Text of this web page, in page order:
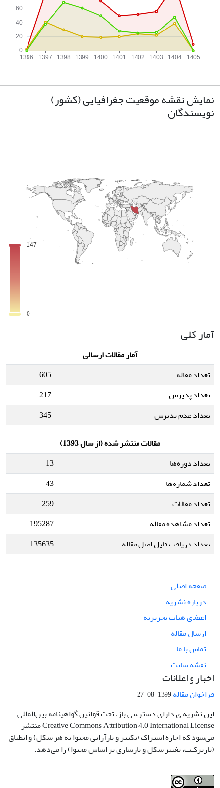
نمایش نقشه موقعیت جغرافیایی (کشور)
نویسندگان
آمار کلی
آمار مقالات ارسالی
تعداد مقاله
605
تعداد پذیرش
217
تعداد عدم پذیرش
345
مقالات منتشر شده (از سال 1393)
تعداد دوره‌ها
13
تعداد شماره‌ها
43
تعداد مقالات
259
تعداد مشاهده مقاله
195287
تعداد دریافت فایل اصل مقاله
135635
صفحه اصلی
درباره نشریه
اعضای هیات تحریریه
ارسال مقاله
تماس با ما
نقشه سایت
اخبار و اعلانات
فراخوان مقاله1399-08-27
این نشریه ی دارای دسترسی باز، تحت قوانین گواهینامه بین‌المللی
Creative Commons Attribution 4.0 International License منتشر
می‌شود که اجازه اشتراک (تکثیر و بازآرایی محتوا به هر شکل) و انطباق
(بازترکیب، تغییر شکل و بازسازی بر اساس محتوا) را می‌دهد.